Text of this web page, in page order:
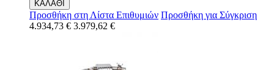
ΚΑΛΑΘΙ
Προσθήκη στη Λίστα Επιθυμιών Προσθήκη για Σύγκριση
4.934,73 € 3.979,62 €